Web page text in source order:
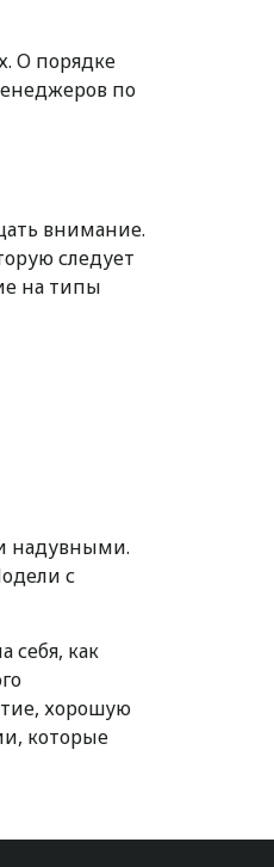
О порядке
по
внимание.
следует
на типы
надувными.
с
себя, как
хорошую
которые